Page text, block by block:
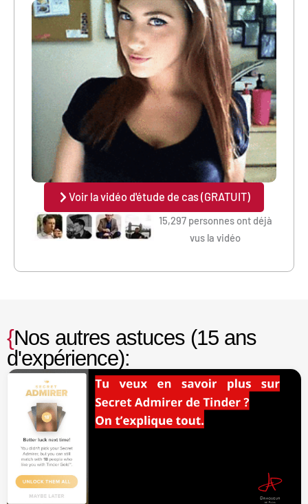
Voir la vidéo d'étude de cas (GRATUIT)
15,297 personnes ont déjà
vus la vidéo
{Nos autres astuces (15 ans
d'expérience):